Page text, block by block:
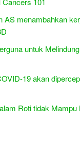
AS menambahkan
untuk
19 akan
Roti tidak Mampu